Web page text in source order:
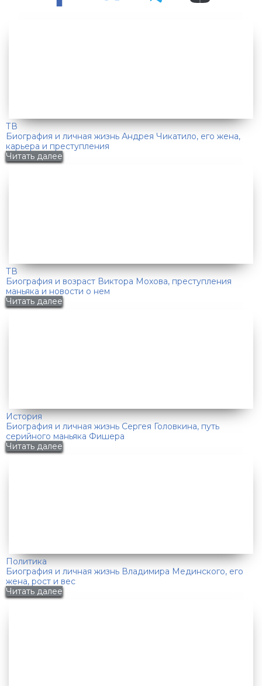
ТВ
Биография и личная жизнь Андрея Чикатило, его жена,
карьера и преступления
Читать далее
ТВ
Биография и возраст Виктора Мохова, преступления
маньяка и новости о нем
Читать далее
История
Биография и личная жизнь Сергея Головкина, путь
серийного маньяка Фишера
Читать далее
Политика
Биография и личная жизнь Владимира Мединского, его
жена, рост и вес
Читать далее